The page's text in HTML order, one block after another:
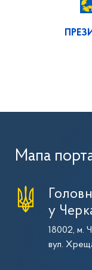
Мапа
у
18002, м.
вул.